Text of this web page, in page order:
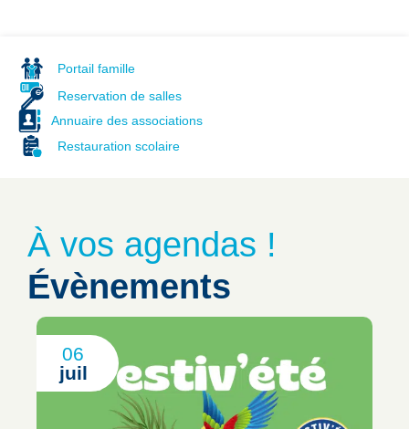
Portail famille
Reservation de salles
Annuaire des associations
Restauration scolaire
À vos agendas !
Évènements
06
juil